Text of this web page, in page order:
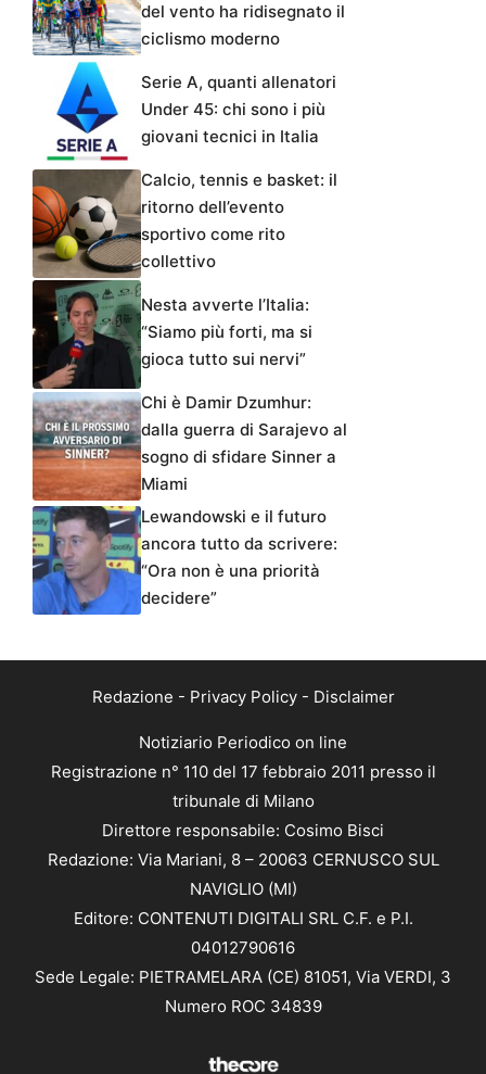
del vento ha ridisegnato il
ciclismo moderno
Serie A, quanti allenatori
Under 45: chi sono i più
giovani tecnici in Italia
Calcio, tennis e basket: il
ritorno dell’evento
sportivo come rito
collettivo
Nesta avverte l’Italia:
“Siamo più forti, ma si
gioca tutto sui nervi”
Chi è Damir Dzumhur:
dalla guerra di Sarajevo al
sogno di sfidare Sinner a
Miami
Lewandowski e il futuro
ancora tutto da scrivere:
“Ora non è una priorità
decidere”
Redazione - Privacy Policy- Disclaimer
Notiziario Periodico on line
Registrazione n° 110 del 17 febbraio 2011 presso il
tribunale di Milano
Direttore responsabile: Cosimo Bisci
Redazione: Via Mariani, 8 – 20063 CERNUSCO SUL
NAVIGLIO (MI)
Editore: CONTENUTI DIGITALI SRL C.F. e P.I.
04012790616
Sede Legale: PIETRAMELARA (CE) 81051, Via VERDI, 3
Numero ROC 34839